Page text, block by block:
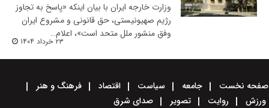
وزارت خارجه ایران با بیان اینکه «پاسخ به تجاوز
رژیم صهیونیستی، حق قانونی و مشروع ایران
وفق منشور ملل متحد است»، اعلام…
۲۳ خرداد ۱۴۰۴
صفحه نخست جامعه سیاست اقتصاد
فرهنگ و هنر
ورزش
روایت تصویر صدای شرق